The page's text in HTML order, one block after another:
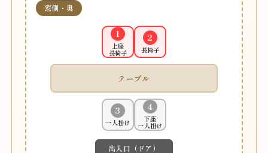
窓側・奥
1
上座
長椅子
2
長椅子
テーブル
3
一人掛け
4
下座
一人掛け
出入口（ドア）